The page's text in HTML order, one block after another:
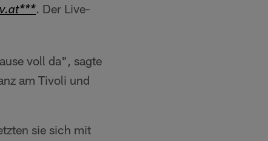
. Der Live-
voll da", sagte
am Tivoli und
sie sich mit